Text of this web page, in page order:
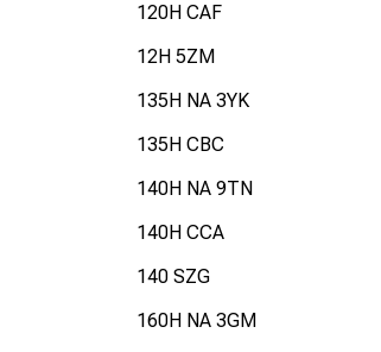
120H CAF
12H 5ZM
135H NA 3YK
135H CBC
140H NA 9TN
140H CCA
140 SZG
160H NA 3GM